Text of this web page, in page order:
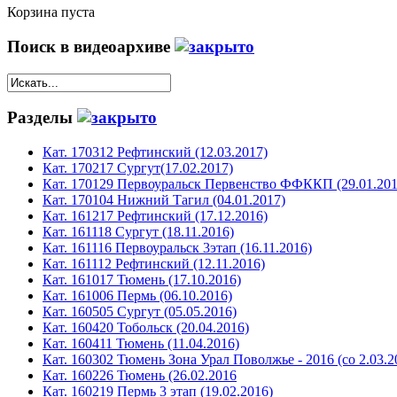
Корзина пуста
Поиск в видеоархиве
Разделы
Кат. 170312 Рефтинский (12.03.2017)
Кат. 170217 Сургут(17.02.2017)
Кат. 170129 Первоуральск Первенство ФФККП
Кат. 170104 Нижний Тагил (04.01.2017)
Кат. 161217 Рефтинский (17.12.2016)
Кат. 161118 Сургут (18.11.2016)
Кат. 161116 Первоуральск 3этап (16.11.2016)
Кат. 161112 Рефтинский (12.11.2016)
Кат. 161017 Тюмень (17.10.2016)
Кат. 161006 Пермь (06.10.2016)
Кат. 160505 Сургут (05.05.2016)
Кат. 160420 Тобольск (20.04.2016)
Кат. 160411 Тюмень (11.04.2016)
Кат. 160302 Тюмень Зона Урал Поволжье - 2016 (со
Кат. 160226 Тюмень (26.02.2016
Кат. 160219 Пермь 3 этап (19.02.2016)